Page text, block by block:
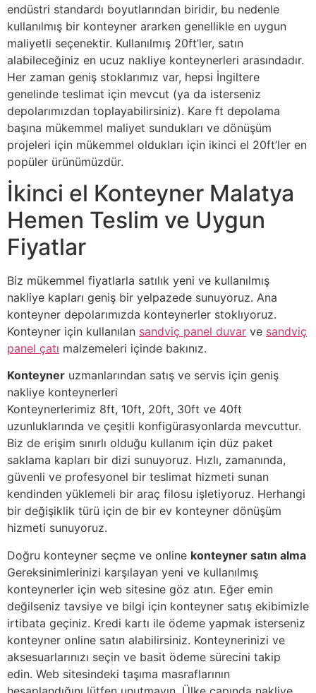
endüstri standardı boyutlarından biridir, bu nedenle
kullanılmış bir konteyner ararken genellikle en uygun
maliyetli seçenektir. Kullanılmış 20ft’ler, satın
alabileceğiniz en ucuz nakliye konteynerleri arasındadır.
Her zaman geniş stoklarımız var, hepsi İngiltere
genelinde teslimat için mevcut (ya da isterseniz
depolarımızdan toplayabilirsiniz). Kare ft depolama
başına mükemmel maliyet sundukları ve dönüşüm
projeleri için mükemmel oldukları için ikinci el 20ft’ler en
popüler ürünümüzdür.
İkinci el Konteyner Malatya
Hemen Teslim ve Uygun
Fiyatlar
Biz mükemmel fiyatlarla satılık yeni ve kullanılmış
nakliye kapları geniş bir yelpazede sunuyoruz. Ana
konteyner depolarımızda konteynerler stoklıyoruz.
Konteyner için kullanılan sandviç panel duvar ve sandviç
panel çatı malzemeleri içinde bakınız.
Konteyner uzmanlarından satış ve servis için geniş
nakliye konteynerleri
Konteynerlerimiz 8ft, 10ft, 20ft, 30ft ve 40ft
uzunluklarında ve çeşitli konfigürasyonlarda mevcuttur.
Biz de erişim sınırlı olduğu kullanım için düz paket
saklama kapları bir dizi sunuyoruz. Hızlı, zamanında,
güvenli ve profesyonel bir teslimat hizmeti sunan
kendinden yüklemeli bir araç filosu işletiyoruz. Herhangi
bir değişiklik türü için de bir ev konteyner dönüşüm
hizmeti sunuyoruz.
Doğru konteyner seçme ve online konteyner satın alma
Gereksinimlerinizi karşılayan yeni ve kullanılmış
konteynerler için web sitesine göz atın. Eğer emin
değilseniz tavsiye ve bilgi için konteyner satış ekibimizle
irtibata geçiniz. Kredi kartı ile ödeme yapmak isterseniz
konteyner online satın alabilirsiniz. Konteynerinizi ve
aksesuarlarınızı seçin ve basit ödeme sürecini takip
edin. Web sitesindeki taşıma masraflarının